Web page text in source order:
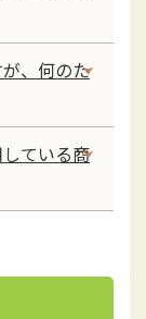
、何のた
ている商